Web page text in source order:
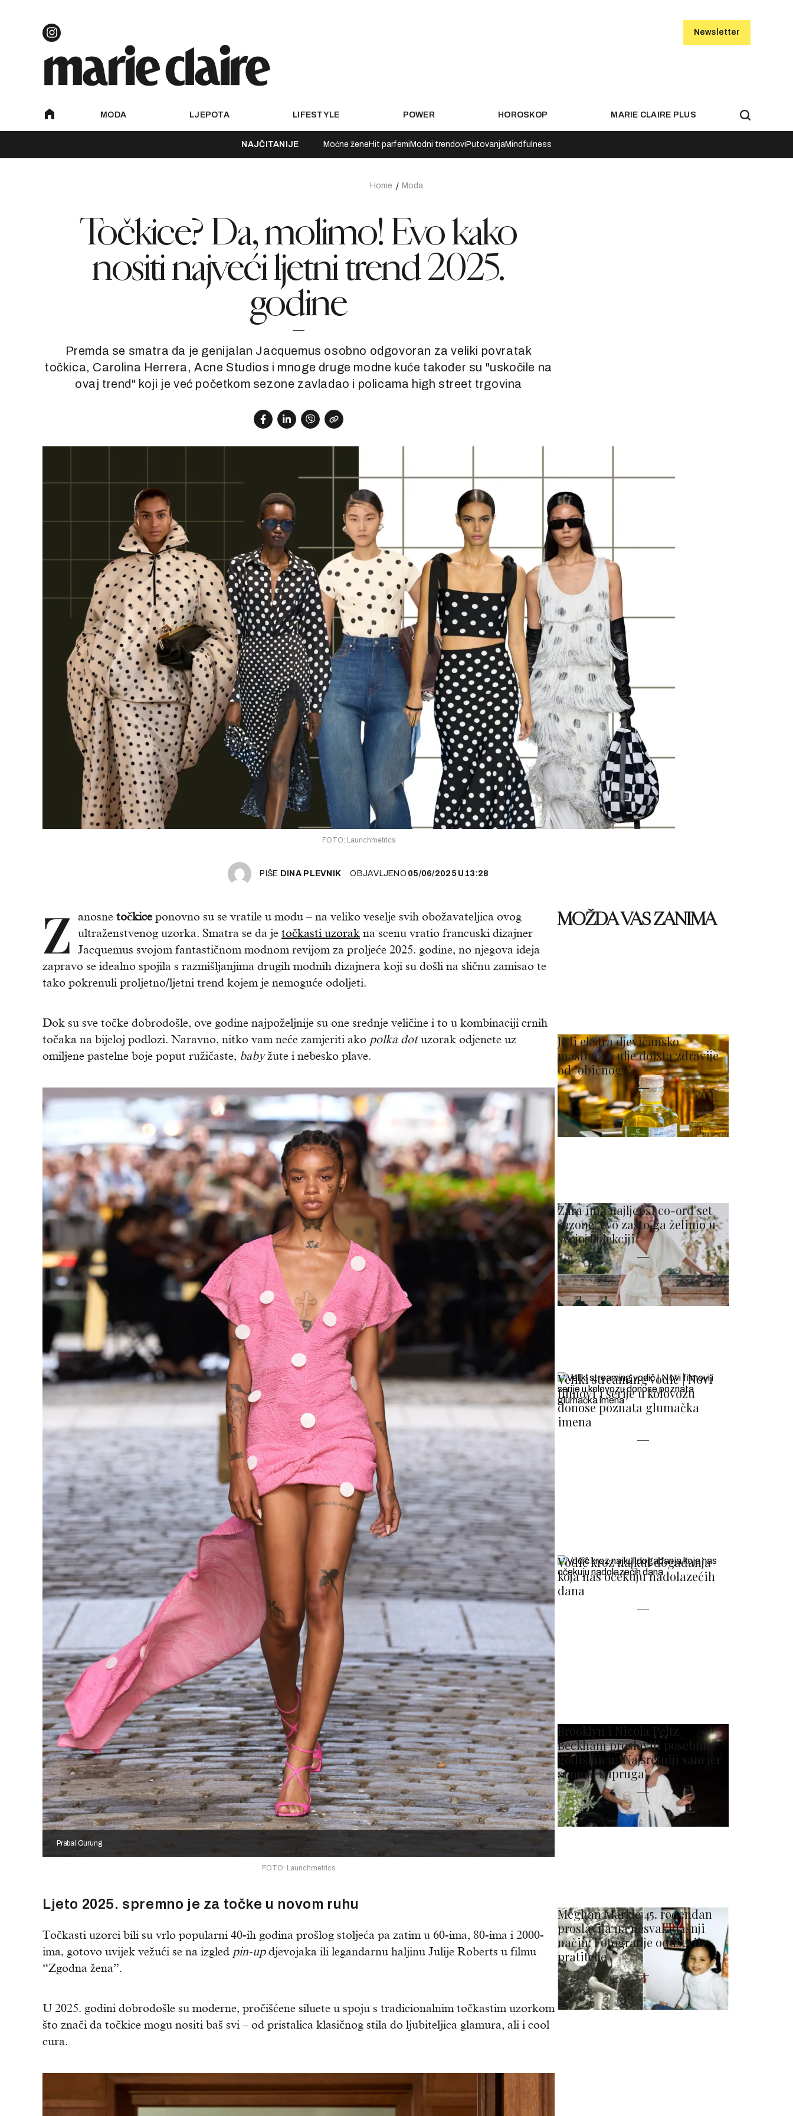
Newsletter
MODA LJEPOTA LIFESTYLE POWER HOROSKOP MARIE CLAIRE PLUS
NAJČITANIJE Moćne žene Hit parfemi Modni trendovi PutovanjaMindfulness
Home Moda
Točkice? Da, molimo! Evo kako
nositi najveći ljetni trend 2025.
godine
Premda se smatra da je genijalan Jacquemus osobno odgovoran za veliki povratak
točkica, Carolina Herrera, Acne Studios i mnoge druge modne kuće također su "uskočile na
ovaj trend" koji je već početkom sezone zavladao i policama high street trgovina
FOTO: Launchmetrics
PIŠE DINA PLEVNIK OBJAVLJENO 05/06/2025 U 13:28
Z anosne točkice ponovno su se vratile u modu – na veliko veselje svih obožavateljica ovog
ultraženstvenog uzorka. Smatra se da je točkasti uzorak na scenu vratio francuski dizajner
Jacquemus svojom fantastičnom modnom revijom za proljeće 2025. godine, no njegova ideja
zapravo se idealno spojila s razmišljanjima drugih modnih dizajnera koji su došli na sličnu zamisao te
tako pokrenuli proljetno/ljetni trend kojem je nemoguće odoljeti.
Dok su sve točke dobrodošle, ove godine najpoželjnije su one srednje veličine i to u kombinaciji crnih
točaka na bijeloj podlozi. Naravno, nitko vam neće zamjeriti ako polka dotuzorak odjenete uz
omiljene pastelne boje poput ružičaste, babyžute i nebesko plave.
FOTO: Launchmetrics
Prabal Gurung
Ljeto 2025. spremno je za točke u novom ruhu
Točkasti uzorci bili su vrlo popularni 40-ih godina prošlog stoljeća pa zatim u 60-ima, 80-ima i 2000-
ima, gotovo uvijek vežući se na izgled pin-updjevojaka ili legandarnu haljinu Julije Roberts u filmu
“Zgodna žena”.
U 2025. godini dobrodošle su moderne, pročišćene siluete u spoju s tradicionalnim točkastim uzorkom
što znači da točkice mogu nositi baš svi – od pristalica klasičnog stila do ljubiteljica glamura, ali i cool
cura.
MOŽDA VAS ZANIMA
Je li ekstra djevičansko
maslinovo ulje doista zdravije
od "običnog"?
Zara ima najljepši co-ord set
sezone, evo zašto ga želimo u
svojoj kolekciji
Veliki streaming vodič | Novi
filmovi i serije u kolovozu
donose poznata glumačka
imena
Vodič kroz najkul događanja
koja nas očekuju nadolazećih
dana
Brooklyn i Nicola Peltz
Beckham proslavili posebnu
godišnjicu: 'Najsretniji sam jer
si moja supruga'
Meghan Markle 45. rođendan
proslavila na nesvakidašnji
način: Fotografije oduševile
pratitelje